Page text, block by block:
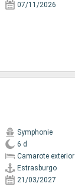
07/11/2026
Symphonie
6 d
Camarote exterior
Estrasburgo
21/03/2027